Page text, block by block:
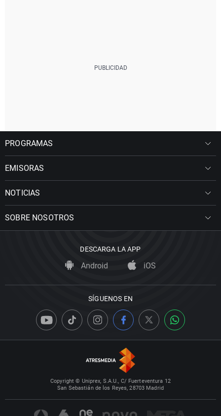
PROGRAMAS
EMISORAS
NOTICIAS
SOBRE NOSOTROS
DESCARGA LA APP
Android iOS
SÍGUENOS EN
Copyright © Uniprex, S.A.U., C/ Fuerteventura 12
San Sebastián de los Reyes, 28703 Madrid